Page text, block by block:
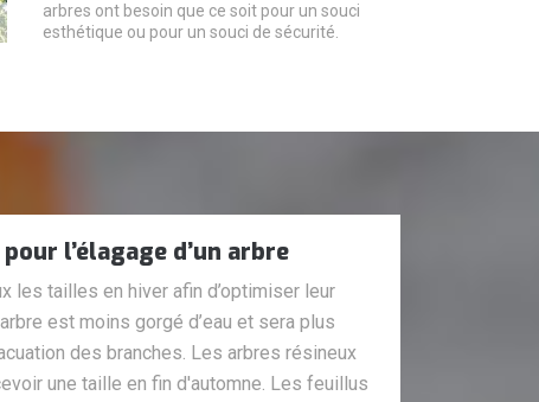
arbres ont besoin que ce soit pour un souci
esthétique ou pour un souci de sécurité.
l’élagage d’un arbre
les tailles en hiver afin d’optimiser leur
est moins gorgé d’eau et sera plus
des branches. Les arbres résineux
une taille en fin d'automne. Les feuillus